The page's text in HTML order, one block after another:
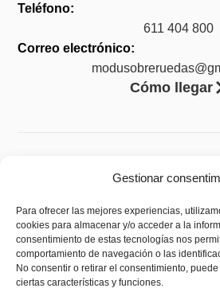
Gestionar
Para ofrecer las mejores experiencias,
cookies para almacenar y/o acceder a la
consentimiento de estas tecnologías nos
comportamiento de navegación o las
No consentir o retirar el consentimiento,
ciertas características y funciones.
Teléfono:
611 404 800
Correo electrónico:
Cómo llegar
Accesibilidad
Política de
Política de cookies